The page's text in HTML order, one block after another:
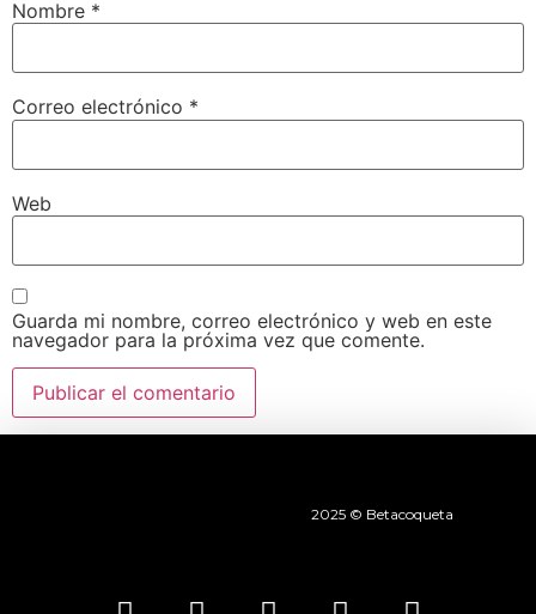
Nombre *
Correo electrónico *
Web
Guarda mi nombre, correo electrónico y web en este
navegador para la próxima vez que comente.
2025 © Betacoqueta